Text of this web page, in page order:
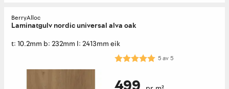
BerryAlloc
Laminatgulv nordic universal alva oak
t: 10.2mm b: 232mm l: 2413mm eik
Karakter: 5.0 av 5 mulige
5av5